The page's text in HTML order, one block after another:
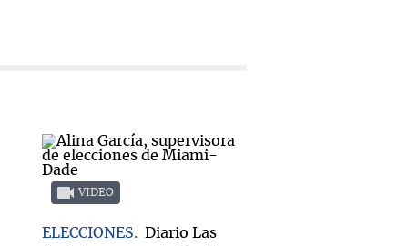
VIDEO
ELECCIONES
Diario Las